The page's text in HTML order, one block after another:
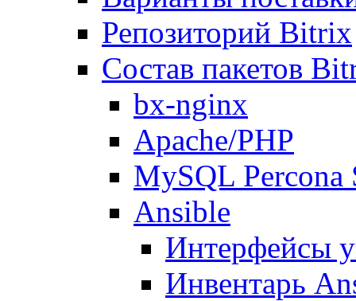
Репозиторий Bitrix
Состав пакетов
bx-nginx
Apache/PHP
MySQL Percona
Ansible
Интерфейсы
Инвентарь